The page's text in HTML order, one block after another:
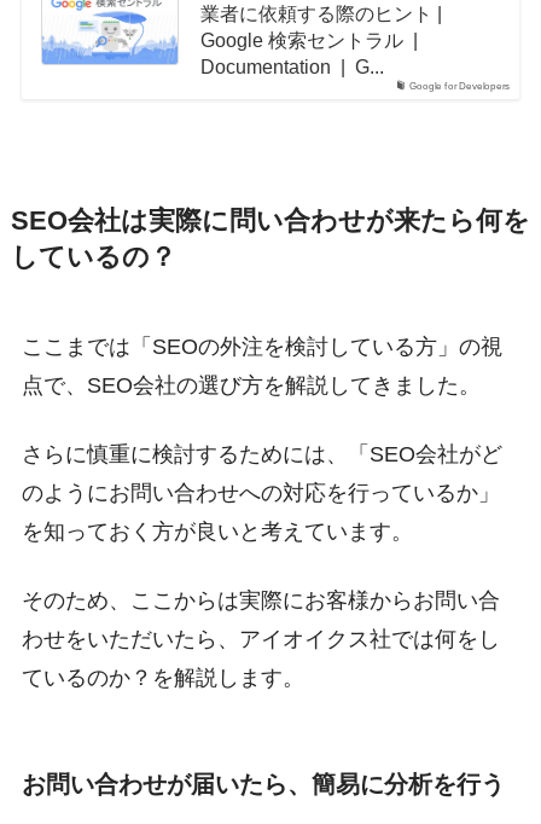
Google for Developers
業者に依頼する際のヒント |
Google 検索セントラル |
Documentation | G...
SEO会社は実際に問い合わせが来たら何を
しているの？
ここまでは「SEOの外注を検討している方」の視
点で、SEO会社の選び方を解説してきました。
さらに慎重に検討するためには、「SEO会社がど
のようにお問い合わせへの対応を行っているか」
を知っておく方が良いと考えています。
そのため、ここからは実際にお客様からお問い合
わせをいただいたら、アイオイクス社では何をし
ているのか？を解説します。
お問い合わせが届いたら、簡易に分析を行う